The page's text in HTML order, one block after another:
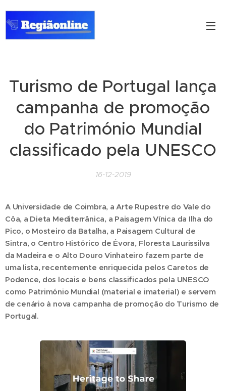
Turismo de Portugal lança
campanha de promoção
do Património Mundial
classificado pela UNESCO
16-12-2019
A Universidade de Coimbra, a Arte Rupestre do Vale do
Côa, a Dieta Mediterrânica, a Paisagem Vínica da Ilha do
Pico, o Mosteiro da Batalha, a Paisagem Cultural de
Sintra, o Centro Histórico de Évora, Floresta Laurissilva
da Madeira e o Alto Douro Vinhateiro fazem parte de
uma lista, recentemente enriquecida pelos Caretos de
Podence, dos locais e bens classificados pela UNESCO
como Património Mundial (material e imaterial) e servem
de cenário à nova campanha de promoção do Turismo de
Portugal.